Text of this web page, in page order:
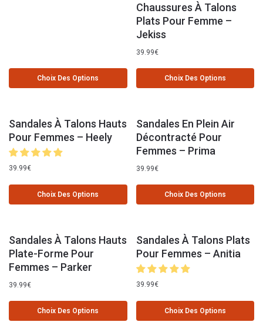
Choix Des Options
Chaussures À Talons
Plats Pour Femme –
Jekiss
39.99€
Choix Des Options
Sandales À Talons Hauts
Pour Femmes – Heely
39.99€
Choix Des Options
Sandales En Plein Air
Décontracté Pour
Femmes – Prima
39.99€
Choix Des Options
Sandales À Talons Hauts
Plate-Forme Pour
Femmes – Parker
39.99€
Choix Des Options
Sandales À Talons Plats
Pour Femmes – Anitia
39.99€
Choix Des Options